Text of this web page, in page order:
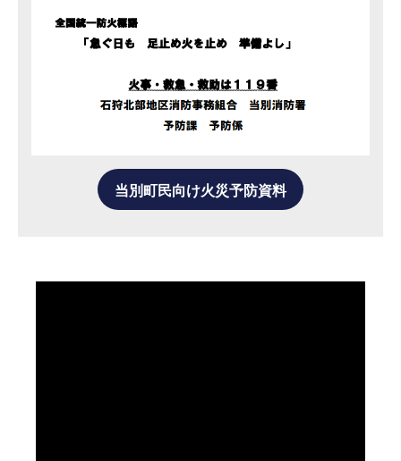
当別町民向け火災予防資料